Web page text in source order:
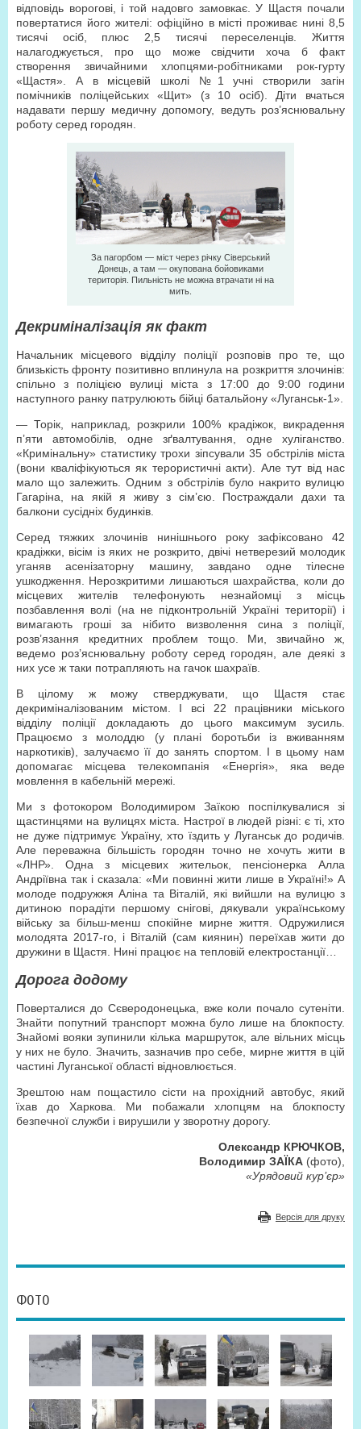
відповідь ворогові, і той надовго замовкає. У Щастя почали
повертатися його жителі: офіційно в місті проживає нині 8,5
тисячі осіб, плюс 2,5 тисячі переселенців. Життя
налагоджується, про що може свідчити хоча б факт
створення звичайними хлопцями-робітниками рок-гурту
«Щастя». А в місцевій школі №1 учні створили загін
помічників поліцейських «Щит» (з 10 осіб). Діти вчаться
надавати першу медичну допомогу, ведуть роз’яснювальну
роботу серед городян.
За пагорбом — міст через річку Сіверський
Донець, а там — окупована бойовиками
територія. Пильність не можна втрачати ні на
мить.
Декриміналізація як факт
Начальник місцевого відділу поліції розповів про те, що
близькість фронту позитивно вплинула на розкриття злочинів:
спільно з поліцією вулиці міста з 17:00 до 9:00 години
наступного ранку патрулюють бійці батальйону «Луганськ-1».
— Торік, наприклад, розкрили 100% крадіжок, викрадення
п’яти автомобілів, одне зґвалтування, одне хуліганство.
«Кримінальну» статистику трохи зіпсували 35 обстрілів міста
(вони кваліфікуються як терористичні акти). Але тут від нас
мало що залежить. Одним з обстрілів було накрито вулицю
Гагаріна, на якій я живу з сім’єю. Постраждали дахи та
балкони сусідніх будинків.
Серед тяжких злочинів нинішнього року зафіксовано 42
крадіжки, вісім із яких не розкрито, двічі нетверезий молодик
уганяв асенізаторну машину, завдано одне тілесне
ушкодження. Нерозкритими лишаються шахрайства, коли до
місцевих жителів телефонують незнайомці з місць
позбавлення волі (на не підконтрольній Україні території) і
вимагають гроші за нібито визволення сина з поліції,
розв’язання кредитних проблем тощо. Ми, звичайно ж,
ведемо роз’яснювальну роботу серед городян, але деякі з
них усе ж таки потрапляють на гачок шахраїв.
В цілому ж можу стверджувати, що Щастя стає
декриміналізованим містом. І всі 22 працівники міського
відділу поліції докладають до цього максимум зусиль.
Працюємо з молоддю (у плані боротьби із вживанням
наркотиків), залучаємо її до занять спортом. І в цьому нам
допомагає місцева телекомпанія «Енергія», яка веде
мовлення в кабельній мережі.
Ми з фотокором Володимиром Заїкою поспілкувалися зі
щастинцями на вулицях міста. Настрої в людей різні: є ті, хто
не дуже підтримує Україну, хто їздить у Луганськ до родичів.
Але переважна більшість городян точно не хочуть жити в
«ЛНР». Одна з місцевих жительок, пенсіонерка Алла
Андріївна так і сказала: «Ми повинні жити лише в Україні!» А
молоде подружжя Аліна та Віталій, які вийшли на вулицю з
дитиною порадіти першому снігові, дякували українському
війську за більш-менш спокійне мирне життя. Одружилися
молодята 2017-го, і Віталій (сам киянин) переїхав жити до
дружини в Щастя. Нині працює на тепловій електростанції…
Дорога додому
Поверталися до Сєверодонецька, вже коли почало сутеніти.
Знайти попутний транспорт можна було лише на блокпосту.
Знайомі вояки зупинили кілька маршруток, але вільних місць
у них не було. Значить, зазначив про себе, мирне життя в цій
частині Луганської області відновлюється.
Зрештою нам пощастило сісти на прохідний автобус, який
їхав до Харкова. Ми побажали хлопцям на блокпосту
безпечної служби і вирушили у зворотну дорогу.
Олександр КРЮЧКОВ,
Володимир ЗАЇКА (фото),
«Урядовий кур’єр»
Версія для друку
ФОТО